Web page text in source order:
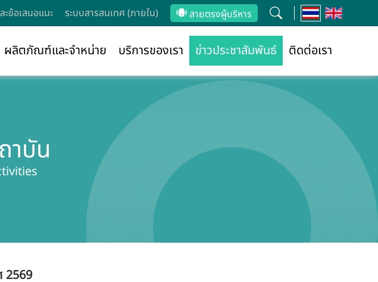
ข้อเสนอแนะ ระบบสารสนเทศ (ภายใน) สายตรงผู้บริหาร
ผลิตภัณฑ์และจำหน่าย บริการของเรา ข่าวประชาสัมพันธ์ ติดต่อเรา
าบัน
2569